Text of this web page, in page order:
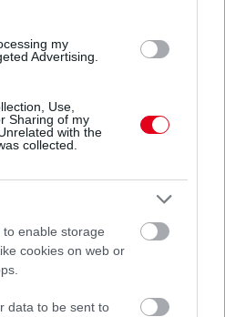
my
Advertising.
Use,
Sharing of my
with the
collected.
enable storage
cookies on web or
data to be sent to